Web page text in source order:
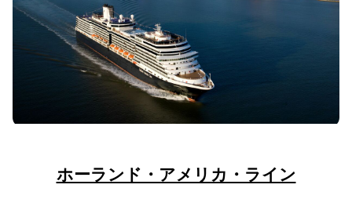
ホーランド・アメリカ・ライン